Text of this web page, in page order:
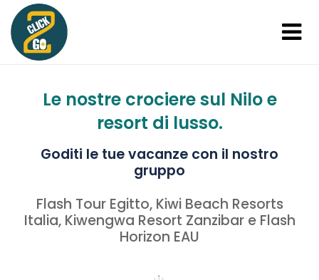
Le nostre crociere sul Nilo e
resort di lusso.
Goditi le tue vacanze con il nostro
gruppo
Flash Tour Egitto, Kiwi Beach Resorts
Italia, Kiwengwa Resort Zanzibar e Flash
Horizon EAU